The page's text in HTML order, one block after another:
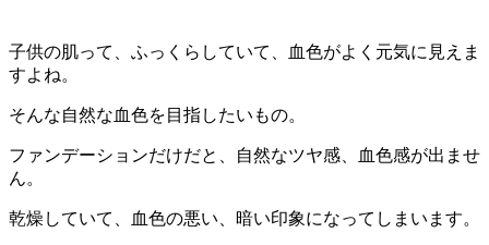
子供の肌って、ふっくらしていて、血色がよく元気に見えま
すよね。
そんな自然な血色を目指したいもの。
ファンデーションだけだと、自然なツヤ感、血色感が出ませ
ん。
乾燥していて、血色の悪い、暗い印象になってしまいます。